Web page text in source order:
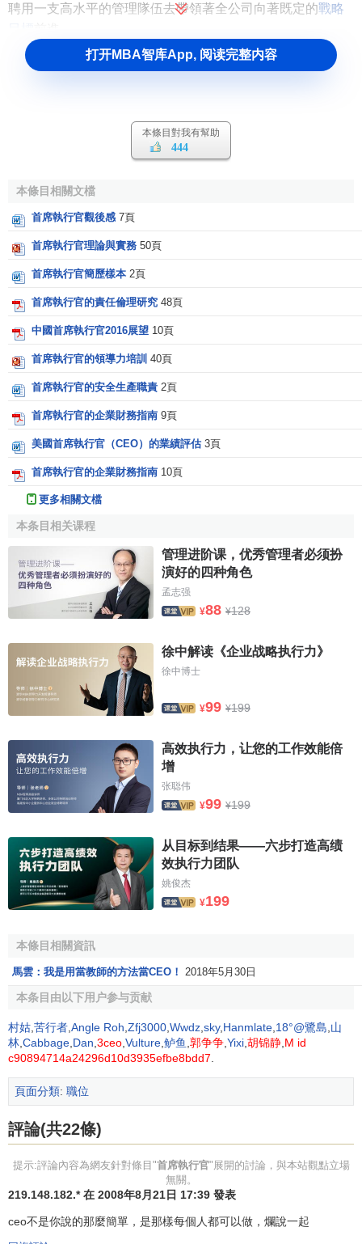
聘用一支高水平的管理隊伍去帶領著全公司向著既定的戰略
創立企業文化
能夠使一些人才望而卻步，別忘了，他
們對於工作環境是有選擇的。當然，一個好的工作環境也能
夠吸引也能留住最好的人才。
企業文化的構築可以通過許多方法、途徑，但CEO要定
主基調。他的一舉一動都傳遞著文化的信息，他的穿著，可
以體現出此刻的工作場合是何等的正式。他與某人談話，大
家會認為此人是極其重要的或者相反。他怎樣對待錯誤（無
論是反饋回來的還是本身的失誤）能夠傳遞出關於承擔風險
方面的信息。他雇用誰，他忍耐什麼，以及他鼓勵什麼都有
再舉個例子，某公司組建了一個
要在規定的限期內完成建設多媒體網站的工作，團隊的每個
成員為此直到周末還在忙碌著。當網站發送完成時，他們的
CEO正在度假，且CEO也沒有致電團隊成員表示祝賀。對於
題，而對於這個課題小組的每個成員來說，這一做法無疑傳
遞了一個信息，相對於他們奮鬥的日日夜夜來說，相對於他
們所努力爭取的最後期限來說，CEO的私生活則更為重要。
團隊建設
CEO要負責雇用、解聘、領導高層管理團隊，然後由他
們：雇用、解聘、領導其餘的員工。CEO必須有權雇用人才
的分歧，並使他們為了一個共同的目標同心協力。CEO通過
傳達企業將要實現的戰略思想來確立工作的方向。
組成了工作目標。由於目標明確，整個團隊凝聚在一起，從
而圓滿地實現組織目標 。
如果說戰略目標指明瞭公司將要發展的方向，那麼價值
觀念則告訴了怎樣去實現這一目標。
的行為舉止。CEO通過他對其他人的一舉一動傳遞出了她的
價值觀。臨時取消了已定的行程去會見質量管理層，這表明
時，也不要過分宣揚他們英雄般的輓救能力。這表明應該能
預防和控制毀壞事故。人們能夠從人與人之間的價值觀中獲
得一些暗示，同樣，他們也能從CEO的舉動中獲取同樣的信
息——真誠、信任、公開。
資金分配
CEO要負責做出公司內部預算，撥款給能夠支持戰略發
展的項目，同時也將賠錢的或對
的每一美元增值，就應該決定什麼時候將錢返還給投資者。
有些CEO不認為他們自己是財務人員，但是最終，決定公司
財政命運的重大決策是由他們做出的。
CEO與總經理的關係
CEO與總經理 ，形式上二者都是企業的“ 一把手 ”，CEO
股東權益
CEO是作為董事會成員出現的，總經理則不一定是董事會成
員。從這個意義上講，CEO代表著企業，並對企業經營負根
本責任。
打开MBA智库App, 阅读完整内容
本條目對我有幫助
444
本條目相關文檔
首席執行官觀後感 7頁
首席執行官理論與實務 50頁
首席執行官簡歷樣本 2頁
首席執行官的責任倫理研究 48頁
中國首席執行官2016展望 10頁
首席執行官的領導力培訓 40頁
首席執行官的安全生產職責 2頁
首席執行官的企業財務指南 9頁
美國首席執行官（CEO）的業績評估 3頁
首席執行官的企業財務指南 10頁
更多相關文檔
本条目相关课程
管理进阶课，优秀管理者必须扮
演好的四种角色
孟志强
¥88 ¥128
徐中解读《企业战略执行力》
徐中博士
¥99 ¥199
高效执行力，让您的工作效能倍
增
张聪伟
¥99 ¥199
从目标到结果——六步打造高绩
效执行力团队
姚俊杰
¥199
本條目相關資訊
馬雲：我是用當教師的方法當CEO！ 2018年5月30日
本条目由以下用户参与贡献
村姑 苦行者 Angle Roh Zfj3000 Wwdz sky, Hanmlate 18°@鷺島 山
林 Cabbage Dan 3ceo Vulture 鲈鱼 郭争争 Yixi 胡锦静 M id
c90894714a24296d10d3935efbe8bdd7
頁面分類: 職位
評論(共22條)
提示:評論內容為網友針對條目"首席執行官"展開的討論，與本站觀點立場
無關。
219.148.182.* 在 2008年8月21日 17:39 發表
ceo不是你說的那麼簡單，是那樣每個人都可以做，爛說一起